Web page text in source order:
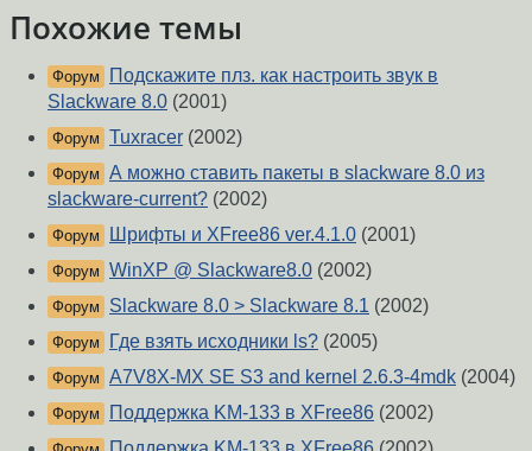
Похожие темы
Форум
Подскажите плз. как настроить звук в
Slackware 8.0 (2001)
Форум Tuxracer (2002)
Форум А можно ставить пакеты в slackware 8.0 из
slackware-current? (2002)
Форум Шрифты и XFree86 ver.4.1.0 (2001)
Форум WinXP @ Slackware8.0 (2002)
Форум Slackware 8.0 > Slackware 8.1 (2002)
Форум Где взять исходники ls? (2005)
Форум A7V8X-MX SE S3 and kernel 2.6.3-4mdk (2004)
Форум Поддержка KM-133 в XFree86 (2002)